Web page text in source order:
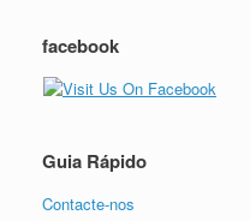
facebook
Guia Rápido
Contacte-nos